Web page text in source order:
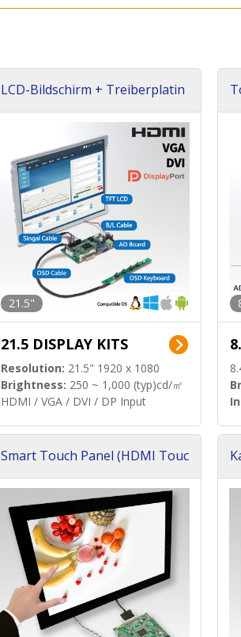
LCD-Bildschirm + Treiberplatin
21.5"
21.5 DISPLAY KITS
Resolution: 21.5" 1920 x 1080
Brightness: 250 ~ 1,000 (typ)cd/㎡
HDMI / VGA / DVI / DP Input
Smart Touch Panel (HDMI Touc